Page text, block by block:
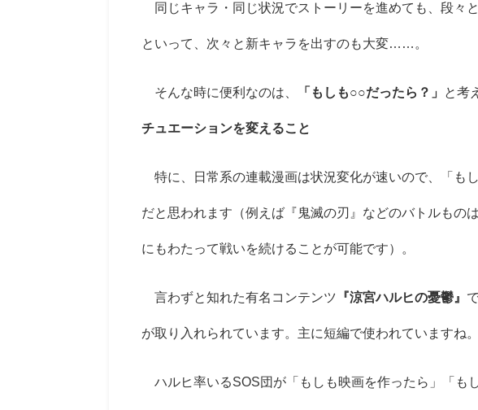
同じキャラ・同じ状況でストーリーを進めても、段
といって、次々と新キャラを出すのも大変……。
そんな時に便利なのは、 「もしも○○だったら？」 と考
チュエーションを変えること
特に、日常系の連載漫画は状況変化が速いので、「も
だと思われます（例えば『鬼滅の刃』などのバトルもの
にもわたって戦いを続けることが可能です）。
言わずと知れた有名コンテンツ 『涼宮ハルヒの憂鬱』
が取り入れられています。主に短編で使われていますね。
ハルヒ率いるSOS団が「もしも映画を作ったら」「も